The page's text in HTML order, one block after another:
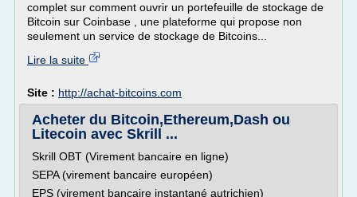
complet sur comment ouvrir un portefeuille de stockage de
Bitcoin sur Coinbase , une plateforme qui propose non
seulement un service de stockage de Bitcoins...
Lire la suite
Site : http://achat-bitcoins.com
Acheter du Bitcoin,Ethereum,Dash ou
Litecoin avec Skrill ...
Skrill OBT (Virement bancaire en ligne)
SEPA (virement bancaire européen)
EPS (virement bancaire instantané autrichien)